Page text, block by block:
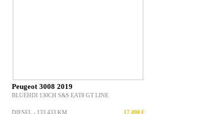
Peugeot 3008 2019
BLUEHDI 130CH S&S EAT8 GT LINE
DIESEL - 133 433 KM 17 490 €